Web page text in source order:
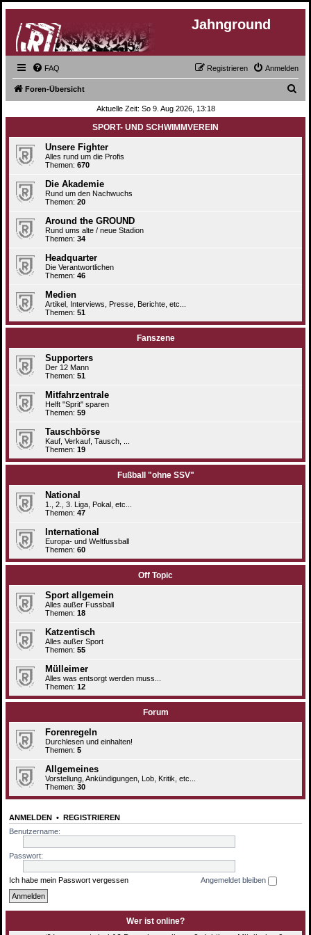
Jahnground
FAQ Anmelden
Registrieren
Foren-Übersicht
h
Aktuelle Zeit: So 9. Aug 2026, 13:18
SPORT- UND SCHWIMMVEREIN
Unsere Fighter
Alles rund um die Profis
Themen: 670
Die Akademie
Rund um den Nachwuchs
Themen: 20
Around the GROUND
Rund ums alte / neue Stadion
Themen: 34
Headquarter
Die Verantwortlichen
Themen: 46
Medien
Artikel, Interviews, Presse, Berichte, etc...
Themen: 51
Fanszene
Supporters
Der 12 Mann
Themen: 51
Mitfahrzentrale
Helft "Sprit" sparen
Themen: 59
Tauschbörse
Kauf, Verkauf, Tausch, ...
Themen: 19
Fußball "ohne SSV"
National
1., 2., 3. Liga, Pokal, etc...
Themen: 47
International
Europa- und Weltfussball
Themen: 60
Off Topic
Sport allgemein
Alles außer Fussball
Themen: 18
Katzentisch
Alles außer Sport
Themen: 55
Mülleimer
Alles was entsorgt werden muss...
Themen: 12
Forum
Forenregeln
Durchlesen und einhalten!
Themen: 5
Allgemeines
Vorstellung, Ankündigungen, Lob, Kritik, etc...
Themen: 30
ANMELDEN • REGISTRIEREN
Benutzername:
Passwort:
Ich habe mein Passwort vergessen Angemeldet bleiben
Wer ist online?